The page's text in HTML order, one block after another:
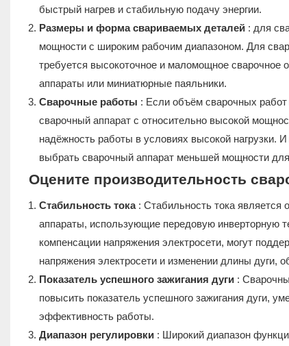
быстрый нагрев и стабильную подачу энергии.
Размеры и форма свариваемых деталей: для
мощности с широким рабочим диапазоном. Для
требуется высокоточное и маломощное
аппараты или миниатюрные паяльники.
Сварочные работы : Если объём сварочных
сварочный аппарат с относительно высокой
надёжность работы в условиях высокой нагрузки.
выбрать сварочный аппарат меньшей мощности для
Оцените производительность
Стабильность тока: Стабильность тока является
аппараты, использующие передовую инверторную
компенсации напряжения электросети, могут
напряжения электросети и изменении длины дуги,
Показатель успешного зажигания дуги:
повысить показатель успешного зажигания дуги,
эффективность работы.
Диапазон регулировки: Широкий диапазон